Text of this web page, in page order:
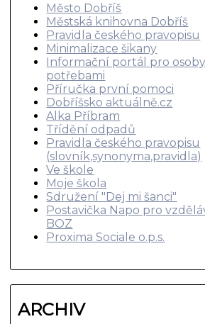
Město Dobříš
Městská knihovna Dobříš
Pravidla českého pravopisu
Minimalizace šikany
Informační portál pro
potřebami
Příručka první pomoci
Dobříšsko aktuálně.cz
Alka Příbram
Třídění odpadů
Pravidla českého pravopisu
(slovník,synonyma,pravidla)
Ve škole
Moje škola
Sdružení "Dej mi šanci"
Postavička Napo pro
BOZ
Proxima Sociale o.p.s.
ARCHIV